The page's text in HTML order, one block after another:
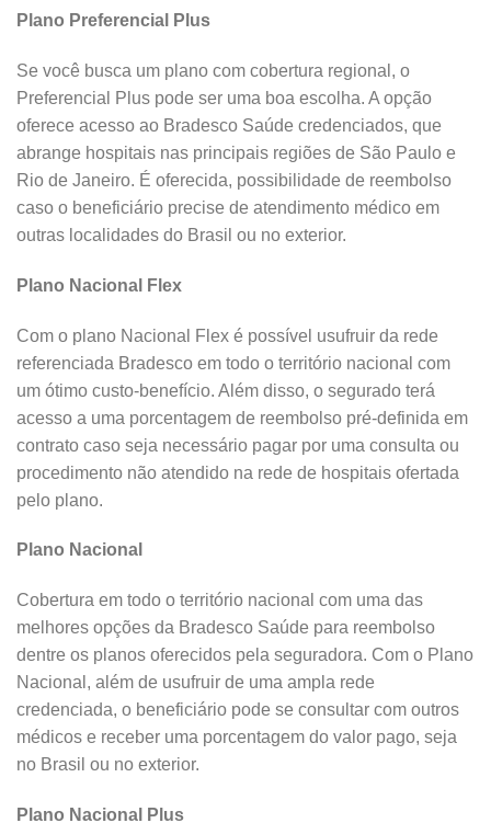
Plano Preferencial Plus
Se você busca um plano com cobertura regional, o
Preferencial Plus pode ser uma boa escolha. A opção
oferece acesso ao Bradesco Saúde credenciados, que
abrange hospitais nas principais regiões de São Paulo e
Rio de Janeiro. É oferecida, possibilidade de reembolso
caso o beneficiário precise de atendimento médico em
outras localidades do Brasil ou no exterior.
Plano Nacional Flex
Com o plano Nacional Flex é possível usufruir da rede
referenciada Bradesco em todo o território nacional com
um ótimo custo-benefício. Além disso, o segurado terá
acesso a uma porcentagem de reembolso pré-definida em
contrato caso seja necessário pagar por uma consulta ou
procedimento não atendido na rede de hospitais ofertada
pelo plano.
Plano Nacional
Cobertura em todo o território nacional com uma das
melhores opções da Bradesco Saúde para reembolso
dentre os planos oferecidos pela seguradora. Com o Plano
Nacional, além de usufruir de uma ampla rede
credenciada, o beneficiário pode se consultar com outros
médicos e receber uma porcentagem do valor pago, seja
no Brasil ou no exterior.
Plano Nacional Plus